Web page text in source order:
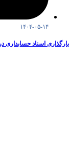
۱۴۰۴-۰۵-۱۴
بارگذاری اسناد حسابداری